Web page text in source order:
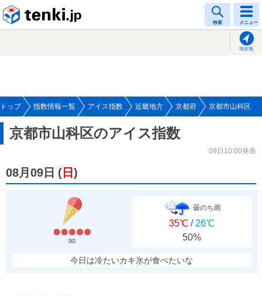
検索 メニュー
現在地
トップ 指数情報一覧 アイス指数 近畿地方 京都府 京都市山科区
京都市山科区のアイス指数
09日10:00発表
08月09日 ( 日 )
90
曇のち雨
35℃ / 26℃
50%
今日は冷たいカキ氷が食べたいな